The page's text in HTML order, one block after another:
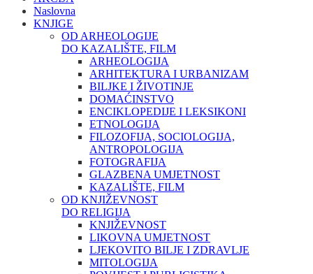
Naslovna
KNJIGE
OD ARHEOLOGIJE
DO KAZALIŠTE, FILM
ARHEOLOGIJA
ARHITEKTURA I URBANIZAM
BILJKE I ŽIVOTINJE
DOMAĆINSTVO
ENCIKLOPEDIJE I LEKSIKONI
ETNOLOGIJA
FILOZOFIJA, SOCIOLOGIJA,
ANTROPOLOGIJA
FOTOGRAFIJA
GLAZBENA UMJETNOST
KAZALIŠTE, FILM
OD KNJIŽEVNOST
DO RELIGIJA
KNJIŽEVNOST
LIKOVNA UMJETNOST
LJEKOVITO BILJE I ZDRAVLJE
MITOLOGIJA